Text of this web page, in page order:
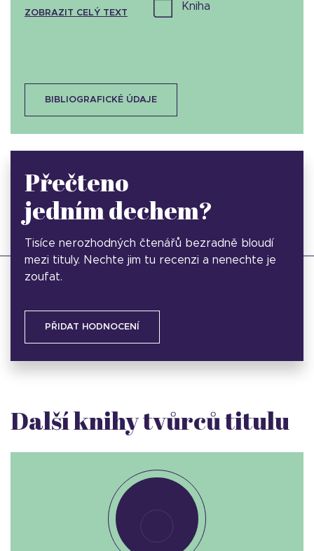
ZOBRAZIT CELÝ TEXT
kniha
BIBLIOGRAFICKÉ ÚDAJE
Přečteno
jedním dechem?
Tisíce nerozhodných čtenářů bezradně bloudí
mezi tituly. Nechte jim tu recenzi a nenechte je
zoufat.
PŘIDAT HODNOCENÍ
Další knihy tvůrců titulu